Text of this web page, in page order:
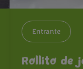
Entrante
Rollito de